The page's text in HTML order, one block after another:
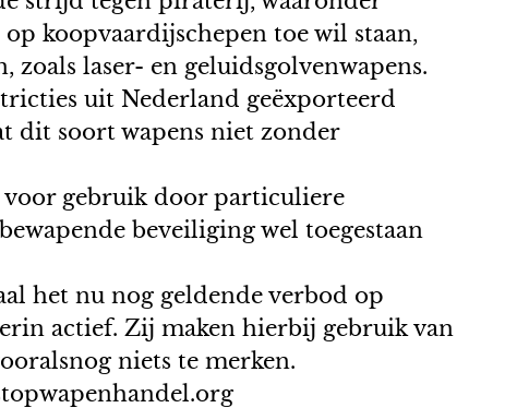
koopvaardijschepen toe wil staan,
laser- en geluidsgolvenwapens.
uit Nederland geëxporteerd
dit soort wapens niet zonder
voor gebruik door particuliere
beveiliging wel toegestaan
het nu nog geldende verbod op
actief. Zij maken hierbij gebruik van
niets te merken.